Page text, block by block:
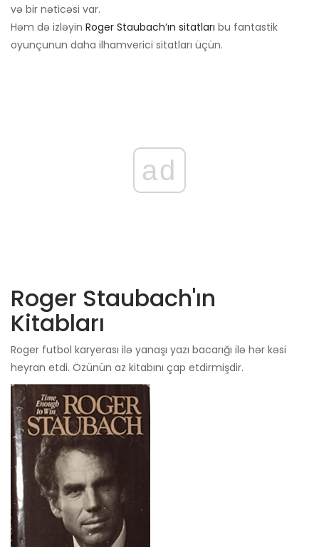
və bir nəticəsi var.
Həm də izləyin Roger Staubach’ın sitatları bu fantastik
oyunçunun daha ilhamverici sitatları üçün.
ad
Roger Staubach'ın
Kitabları
Roger futbol karyerası ilə yanaşı yazı bacarığı ilə hər kəsi
heyran etdi. Özünün az kitabını çap etdirmişdir.